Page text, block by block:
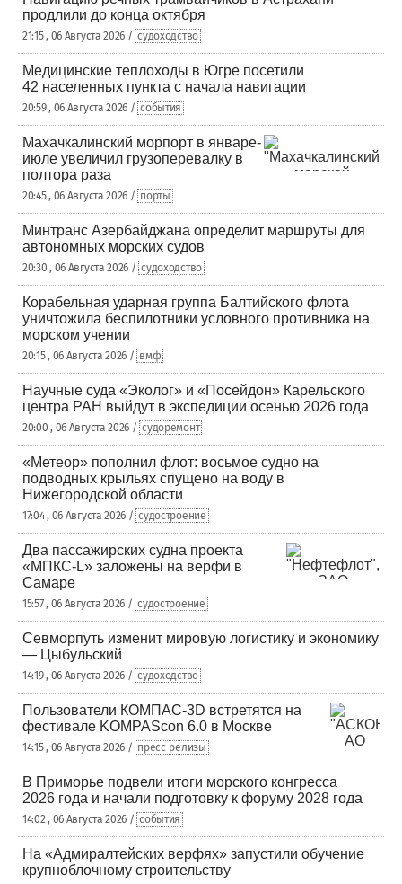
продлили до конца октября
21:15 , 06 Августа 2026 / судоходство
Медицинские теплоходы в Югре посетили
42 населенных пункта с начала навигации
20:59 , 06 Августа 2026 / события
Махачкалинский морпорт в январе-
июле увеличил грузоперевалку в
полтора раза
20:45 , 06 Августа 2026 / порты
Минтранс Азербайджана определит маршруты для
автономных морских судов
20:30 , 06 Августа 2026 / судоходство
Корабельная ударная группа Балтийского флота
уничтожила беспилотники условного противника на
морском учении
20:15 , 06 Августа 2026 / вмф
Научные суда «Эколог» и «Посейдон» Карельского
центра РАН выйдут в экспедиции осенью 2026 года
20:00 , 06 Августа 2026 / судоремонт
«Метеор» пополнил флот: восьмое судно на
подводных крыльях спущено на воду в
Нижегородской области
17:04 , 06 Августа 2026 / судостроение
Два пассажирских судна проекта
«МПКС-L» заложены на верфи в
Самаре
15:57 , 06 Августа 2026 / судостроение
Севморпуть изменит мировую логистику и экономику
— Цыбульский
14:19 , 06 Августа 2026 / судоходство
Пользователи КОМПАС-3D встретятся на
фестивале KOMPAScon 6.0 в Москве
14:15 , 06 Августа 2026 / пресс-релизы
В Приморье подвели итоги морского конгресса
2026 года и начали подготовку к форуму 2028 года
14:02 , 06 Августа 2026 / события
На «Адмиралтейских верфях» запустили обучение
крупноблочному строительству